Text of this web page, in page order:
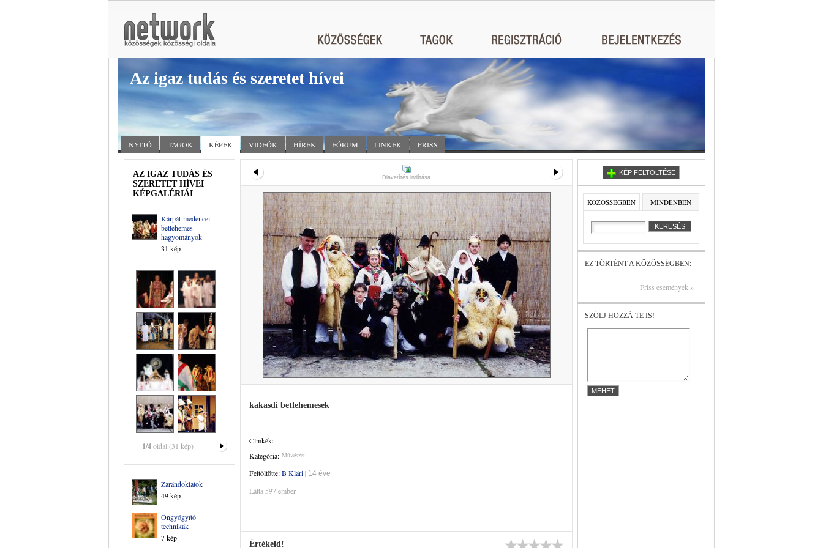
Az igaz tudás és szeretet hívei
NYITÓ TAGOK KÉPEK VIDEÓK HÍREK FÓRUM LINKEK FRISS
AZ IGAZ TUDÁS ÉS
SZERETET HÍVEI
KÉPGALÉRIÁI
Kárpát-medencei
betlehemes
hagyományok
31 kép
1/4oldal (31 kép)
Zarándoklatok
49 kép
Öngyógyító
technikák
7 kép
Diavetítés indítása
kakasdi betlehemesek
Címkék:
Kategória: Művészet
Feltöltötte:B Klári| 14 éve
Látta 597 ember.
Értékeld!
KÉP FELTÖLTÉSE
KÖZÖSSÉGBEN MINDENBEN
EZ TÖRTÉNT A KÖZÖSSÉGBEN:
Friss események »
SZÓLJ HOZZÁ TE IS!